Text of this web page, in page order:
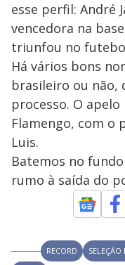
esse perfil: André
vencedora na
triunfou no
Há vários bons
brasileiro ou não,
processo. O
Flamengo, com o
Luis.
Batemos no
rumo à saída do
RECORD SELEÇÃO